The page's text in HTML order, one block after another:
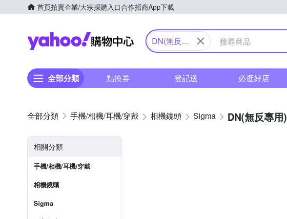
首頁拍賣企業/大宗採購入口合作招商App下載
Yahoo購物中心
DN(無反專
全部分類 點換券 登記送 必逛好店
手機/相機/耳機/穿戴 相機鏡頭 Sigma DN(無反專用)
相關分類
手機/相機/耳機/穿戴
相機鏡頭
Sigma